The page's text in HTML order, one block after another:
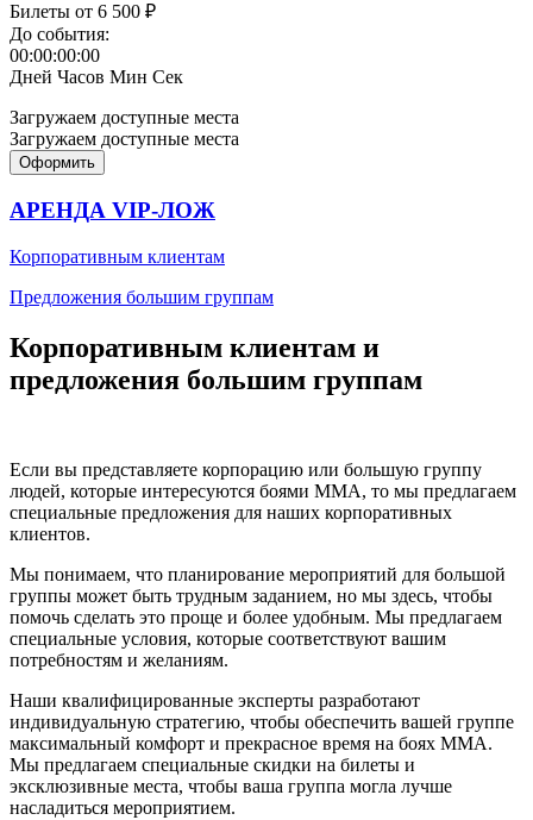
Билеты от 6 500 ₽
До события:
00:00:00:00
Дней Часов Мин Сек
Загружаем доступные места
Загружаем доступные места
Оформить
АРЕНДА VIP-ЛОЖ
Корпоративным клиентам
Предложения большим группам
Корпоративным клиентам и
предложения большим группам
Если вы представляете корпорацию или большую группу
людей, которые интересуются боями ММА, то мы предлагаем
специальные предложения для наших корпоративных
клиентов.
Мы понимаем, что планирование мероприятий для большой
группы может быть трудным заданием, но мы здесь, чтобы
помочь сделать это проще и более удобным. Мы предлагаем
специальные условия, которые соответствуют вашим
потребностям и желаниям.
Наши квалифицированные эксперты разработают
индивидуальную стратегию, чтобы обеспечить вашей группе
максимальный комфорт и прекрасное время на боях ММА.
Мы предлагаем специальные скидки на билеты и
эксклюзивные места, чтобы ваша группа могла лучше
насладиться мероприятием.